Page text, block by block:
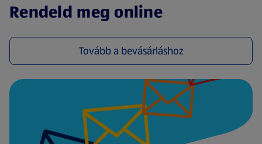
Rendeld meg online
Tovább a bevásárláshoz
(új oldalon nyílik meg)